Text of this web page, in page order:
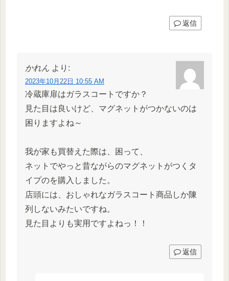
返信
かれん より:
2023年10月22日 10:55 AM
冷蔵庫扉はガラスコートですか？
見た目は良いけど、マグネットがつかないのは
困りますよね～
我が家も買替えた際は、困って、
ネットでやっと昔ながらのマグネットがつくタ
イプのを購入しました。
店頭には、おしゃれなガラスコート商品しか陳
列しないみたいですね。
見た目よりも実用ですよねっ！！
返信